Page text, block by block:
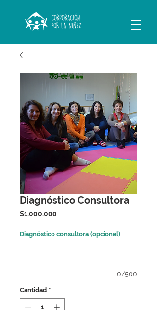
Diagnóstico Consultora
$1.000.000
Diagnóstico consultora (opcional)
0/500
Cantidad *